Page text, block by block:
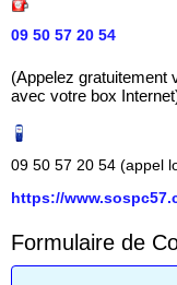
09 50 57 20 54
(Appelez gratuitement
avec votre box
09 50 57 20 54 (appel
https://
Formulaire de